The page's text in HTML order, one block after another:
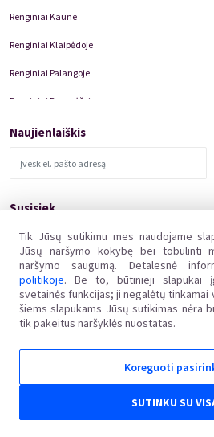
Tik Jūsų sutikimu mes naudojame
Jūsų naršymo kokybę bei tobulinti
naršymo saugumą. Detalesnė
politikoje. Be to, būtinieji slapukai
svetainės funkcijas; ji negalėtų
šiems slapukams Jūsų sutikimas nėra
tik pakeitus naršyklės nuostatas.
Koreguoti
SUTINKU SU
Renginiai Kaune
Renginiai Klaipėdoje
Renginiai Palangoje
Renginiai Panevėžyje
Domino Teatro Spektakliai
Naujienlaiškis
Susisiek
Adresas:Žalgirio g.135, LT-08217 Vilnius
Įmonės kodas:304769369
PVM mokėtojo kodas :LT100011648218
Respublikos vartotojų teisių apsaugos įstatymo
51, faks. (8 5) 279 1466, interneto svetainė